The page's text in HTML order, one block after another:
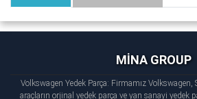
MİNA GROUP
Volkswagen Yedek Parça: Firmamız Volkswagen,
araçların orjinal yedek parça ve yan sanayi yedek